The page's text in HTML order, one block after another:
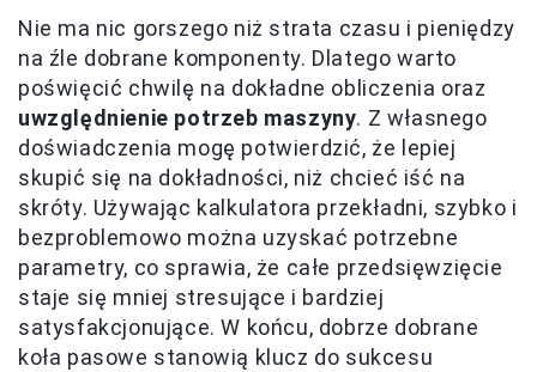
Nie ma nic gorszego niż strata czasu i pieniędzy
na źle dobrane komponenty. Dlatego warto
poświęcić chwilę na dokładne obliczenia oraz
uwzględnienie potrzeb maszyny. Z własnego
doświadczenia mogę potwierdzić, że lepiej
skupić się na dokładności, niż chcieć iść na
skróty. Używając kalkulatora przekładni, szybko i
bezproblemowo można uzyskać potrzebne
parametry, co sprawia, że całe przedsięwzięcie
staje się mniej stresujące i bardziej
satysfakcjonujące. W końcu, dobrze dobrane
koła pasowe stanowią klucz do sukcesu